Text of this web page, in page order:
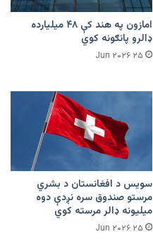
امازون په هند کې ۴۸ میلیارده
ډالرو پانګونه کوي
۲۵ Jun ۲۰۲۶
سویس د افغانستان د بشري
مرستو صندوق سره نږدې دوه
میلیونه ډالر مرسته کوي
۲۵ Jun ۲۰۲۶